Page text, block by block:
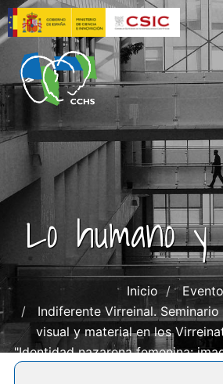
Pasar
al
contenido
principal
Lo humano y
Inicio
Evento
Indiferente Virreinal.
visual y material en los
"Identidad nazarena femenina: